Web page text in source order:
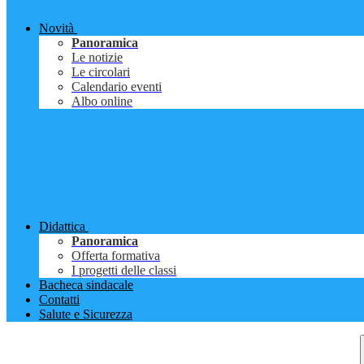
Novità
Panoramica
Le notizie
Le circolari
Calendario eventi
Albo online
Didattica
Panoramica
Offerta formativa
I progetti delle classi
Bacheca sindacale
Contatti
Salute e Sicurezza